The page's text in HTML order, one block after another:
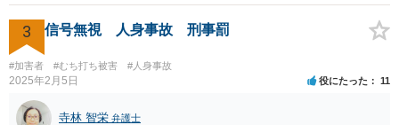
3 信号無視 人身事故 刑事罰
#加害者 #むち打ち被害 #人身事故
2025年2月5日 役にたった 11
寺林 智栄 弁護士